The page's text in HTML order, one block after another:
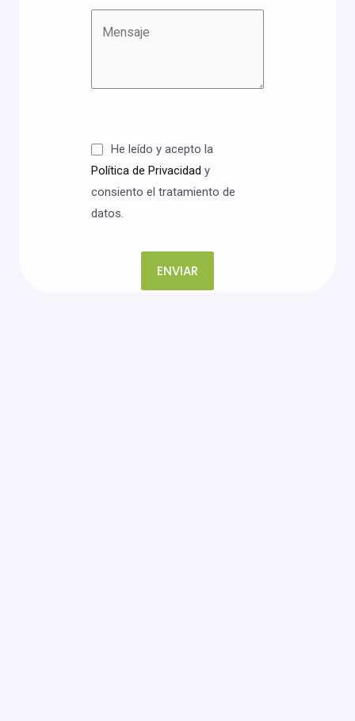
He leído y acepto la
Política de Privacidad y
consiento el tratamiento de
datos.